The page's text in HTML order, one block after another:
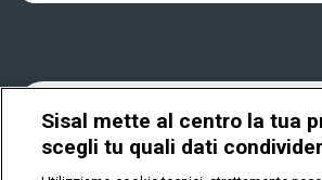
Play Your Date
FAQ
Cookies
Sisal mette al centro la tua
scegli tu quali dati